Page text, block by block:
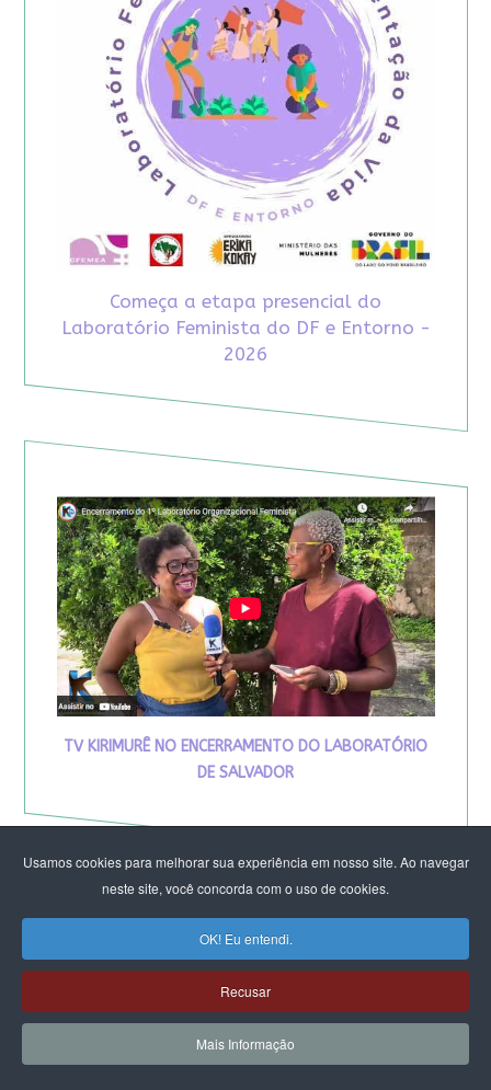
Usamos cookies para melhorar sua experiência em nosso site. Ao navegar
neste site, você concorda com o uso de cookies.
OK! Eu entendi.
Recusar
Mais Informação
Começa a etapa presencial do
Laboratório Feminista do DF e Entorno -
2026
TV KIRIMURÊ NO ENCERRAMENTO DO LABORATÓRIO
DE SALVADOR